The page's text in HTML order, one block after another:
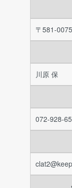
〒581-
川原 保
072-928-